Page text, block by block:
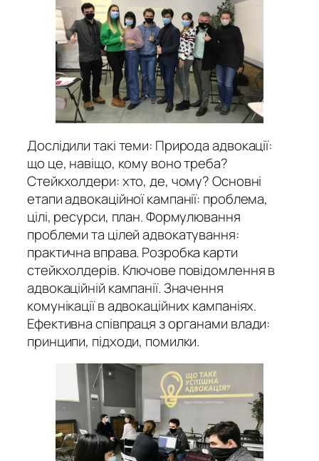
Дослідили такі теми: Природа адвокації:
що це, навіщо, кому воно треба?
Стейкхолдери: хто, де, чому? Основні
етапи адвокаційної кампанії: проблема,
цілі, ресурси, план. Формулювання
проблеми та цілей адвокатування:
практична вправа. Розробка карти
стейкхолдерів. Ключове повідомлення в
адвокаційній кампанії. Значення
комунікації в адвокаційних кампаніях.
Ефективна співпраця з органами влади:
принципи, підходи, помилки.